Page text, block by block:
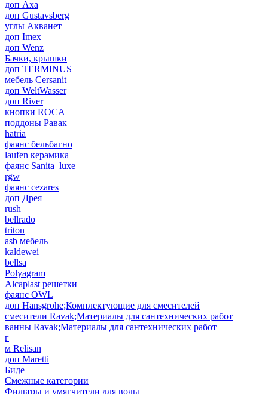
доп Axa
доп Gustavsberg
углы Акванет
доп Imex
доп Wenz
Бачки, крышки
доп TERMINUS
мебель Cersanit
доп WeltWasser
доп River
кнопки ROCA
поддоны Равак
hatria
фаянс бельбагно
laufen керамика
фаянс Sanita_luxe
rgw
фаянс cezares
доп Дрея
rush
bellrado
triton
asb мебель
kaldewei
bellsa
Polyagram
Alcaplast решетки
фаянс OWL
доп Hansgrohe;Комплектующие для смесителей
смесители Ravak;Материалы для сантехнических работ
ванны Ravak;Материалы для сантехнических работ
г
м Relisan
доп Maretti
Биде
Смежные категории
Фильтры и умягчители для воды